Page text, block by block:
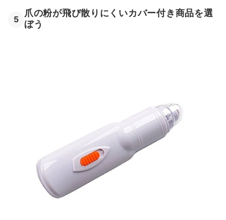
5
爪の粉が飛び散りにくいカバー付き商品を選
ぼう